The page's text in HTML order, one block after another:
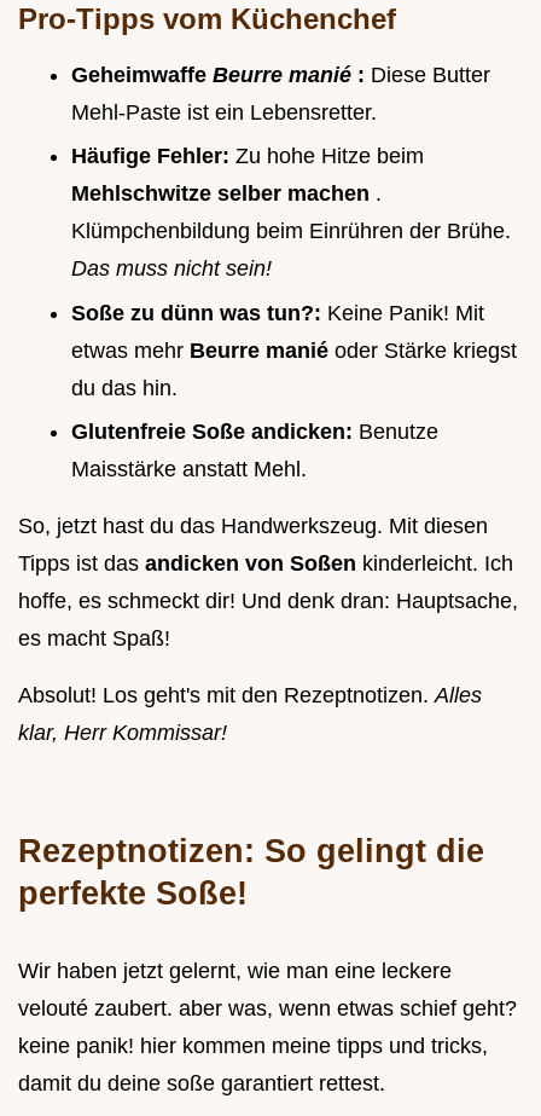
Pro-Tipps vom Küchenchef
Geheimwaffe Beurre manié : Diese Butter
Mehl-Paste ist ein Lebensretter.
Häufige Fehler: Zu hohe Hitze beim
Mehlschwitze selber machen .
Klümpchenbildung beim Einrühren der Brühe.
Das muss nicht sein!
Soße zu dünn was tun?: Keine Panik! Mit
etwas mehr Beurre manié oder Stärke kriegst
du das hin.
Glutenfreie Soße andicken: Benutze
Maisstärke anstatt Mehl.
So, jetzt hast du das Handwerkszeug. Mit diesen
Tipps ist das andicken von Soßen kinderleicht. Ich
hoffe, es schmeckt dir! Und denk dran: Hauptsache,
es macht Spaß!
Absolut! Los geht's mit den Rezeptnotizen.Alles
klar, Herr Kommissar!
Rezeptnotizen: So gelingt die
perfekte Soße!
Wir haben jetzt gelernt, wie man eine leckere
velouté zaubert. aber was, wenn etwas schief geht?
keine panik! hier kommen meine tipps und tricks,
damit du deine soße garantiert rettest.